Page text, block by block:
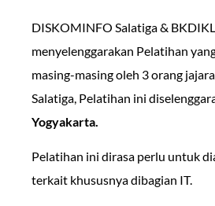
DISKOMINFO Salatiga &
menyelenggarakan Pelatihan
masing-masing oleh 3 orang
Salatiga, Pelatihan ini
Yogyakarta.
Pelatihan ini dirasa perlu untuk
terkait khususnya dibagian IT.